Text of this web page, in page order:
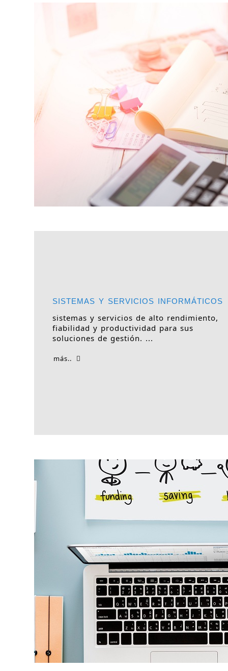
SISTEMAS Y SERVICIOS INFORMÁTICOS
sistemas y servicios de alto rendimiento,
fiabilidad y productividad para sus
soluciones de gestión. ...
más..